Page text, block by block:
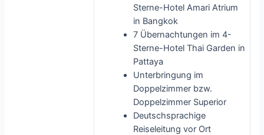
Sterne-Hotel Amari Atrium
in Bangkok
7 Übernachtungen im 4-
Sterne-Hotel Thai Garden in
Pattaya
Unterbringung im
Doppelzimmer bzw.
Doppelzimmer Superior
Deutschsprachige
Reiseleitung vor Ort